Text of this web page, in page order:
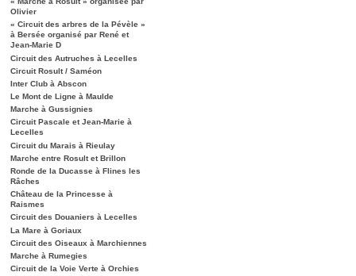
Olivier
« Circuit des arbres de la Pévèle »
à Bersée organisé par René et
Jean-Marie D
Circuit des Autruches à Lecelles
Circuit Rosult / Saméon
Inter Club à Abscon
Le Mont de Ligne à Maulde
Marche à Gussignies
Circuit Pascale et Jean-Marie à
Lecelles
Circuit du Marais à Rieulay
Marche entre Rosult et Brillon
Ronde de la Ducasse à Flines les
Râches
Château de la Princesse à
Raismes
Circuit des Douaniers à Lecelles
La Mare à Goriaux
Circuit des Oiseaux à Marchiennes
Marche à Rumegies
Circuit de la Voie Verte à Orchies